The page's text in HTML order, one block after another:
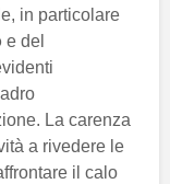
in particolare
e del
La carenza
a rivedere le
il calo